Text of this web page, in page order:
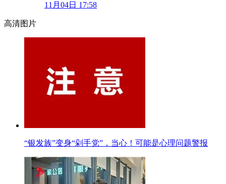
11月04日 17:58
高清图片
“银发族”变身“剁手党”，当心！可能是心理问题警报